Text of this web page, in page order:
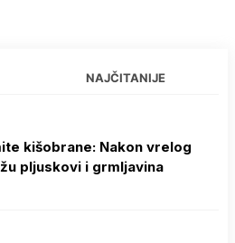
NAJČITANIJE
kišobrane: Nakon vrelog
pljuskovi i grmljavina